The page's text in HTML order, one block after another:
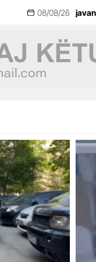
u arratis
08/08/26